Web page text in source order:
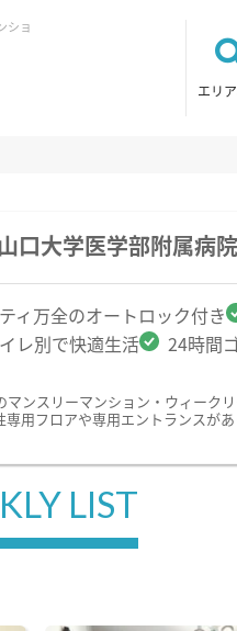
ショ
エリ
口大学医学部附属病
ィ万全のオートロック付き
レ別で快適生活
24時間
ンスリーマンション・ウィーク
用フロアや専用エントランスが
LIST